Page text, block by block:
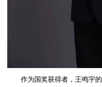
作为国奖获得者，王鸣宇